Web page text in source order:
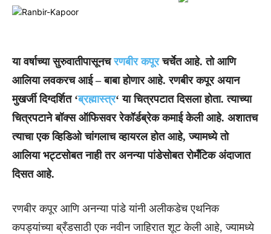
या वर्षाच्या सुरुवातीपासूनचरणबीर कपूरचर्चेत आहे. तो आणि
आलिया लवकरच आई – बाबा होणार आहे. रणबीर कपूर अयान
मुखर्जी दिग्दर्शित ‘ब्रह्मास्त्र‘ या चित्रपटात दिसला होता. त्याच्या
चित्रपटाने बॉक्स ऑफिसवर रेकॉर्डब्रेक कमाई केली आहे. अशातच
त्याचा एक व्हिडिओ चांगलाच व्हायरल होत आहे, ज्यामध्ये तो
आलिया भट्टसोबत नाही तर अनन्या पांडेसोबत रोमँटिक अंदाजात
दिसत आहे.
रणबीर कपूर आणि अनन्या पांडे यांनी अलीकडेच एथनिक
कपड्यांच्या ब्रँडसाठी एक नवीन जाहिरात शूट केली आहे, ज्यामध्ये